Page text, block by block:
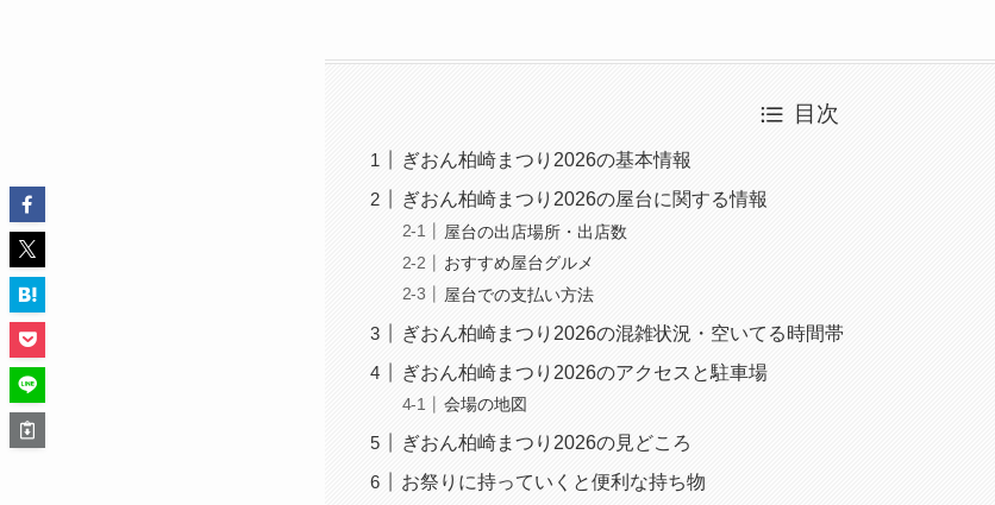
目次
ぎおん柏崎まつり2026の基本情報
ぎおん柏崎まつり2026の屋台に関する情報
屋台の出店場所・出店数
おすすめ屋台グルメ
屋台での支払い方法
ぎおん柏崎まつり2026の混雑状況・空いてる時間帯
ぎおん柏崎まつり2026のアクセスと駐車場
会場の地図
ぎおん柏崎まつり2026の見どころ
お祭りに持っていくと便利な持ち物